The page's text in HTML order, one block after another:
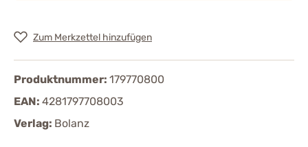
Zum Merkzettel hinzufügen
Produktnummer: 179770800
EAN: 4281797708003
Verlag: Bolanz